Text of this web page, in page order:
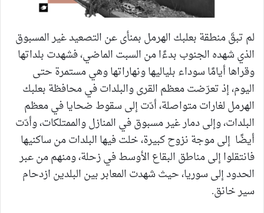
لم تبقَ منطقة بعلبك الهرمل بمنأى عن التصعيد غير المسبوق
الذي شهده الجنوب بدءًا من السبت الماضي، فشهدت بلداتها
وقراها أيامًا سوداء بلياليها ونهاراتها وهي مستمرة حتى
اليوم، إذ تعرّضت معظم القرى والبلدات في محافظة بعلبك
الهرمل لغارات متواصلة، أدّت إلى سقوط ضحايا في معظم
البلدات، وإلى دمار غير مسبوق في المنازل والممتلكات، وأدّت
أيضًا إلى موجة نزوح كبيرة، خلت فيها البلدات من ساكنيها
فانتقلوا إلى مناطق البقاع الأوسط في زحلة، ومنهم من عبر
الحدود إلى سوريا، حيث شهدت المعابر بين البلدين ازدحام
سير خانق.